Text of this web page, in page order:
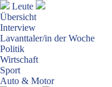
Leute
Übersicht
Interview
Lavanttaler/in der Woche
Politik
Wirtschaft
Sport
Auto & Motor